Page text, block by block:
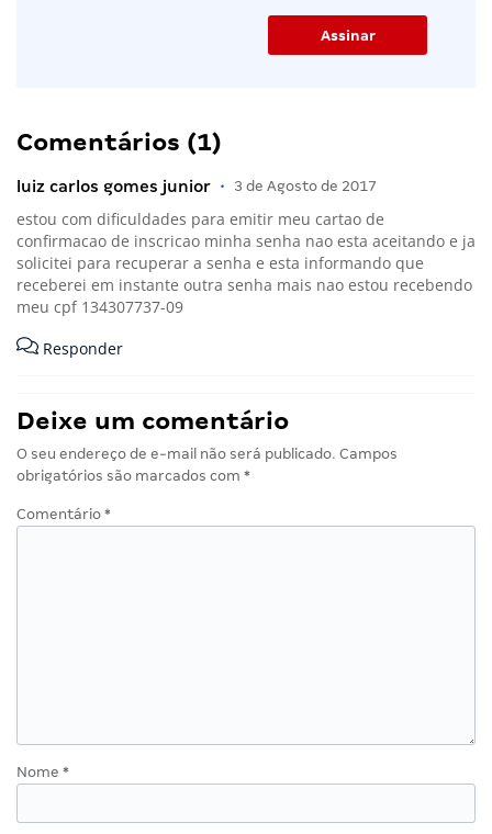
Comentários (1)
luiz carlos gomes junior • 3 de Agosto de 2017
estou com dificuldades para emitir meu cartao de
confirmacao de inscricao minha senha nao esta aceitando e ja
solicitei para recuperar a senha e esta informando que
receberei em instante outra senha mais nao estou recebendo
meu cpf 134307737-09
Responder
Deixe um comentário
O seu endereço de e-mail não será publicado. Campos
obrigatórios são marcados com *
Comentário *
Nome *